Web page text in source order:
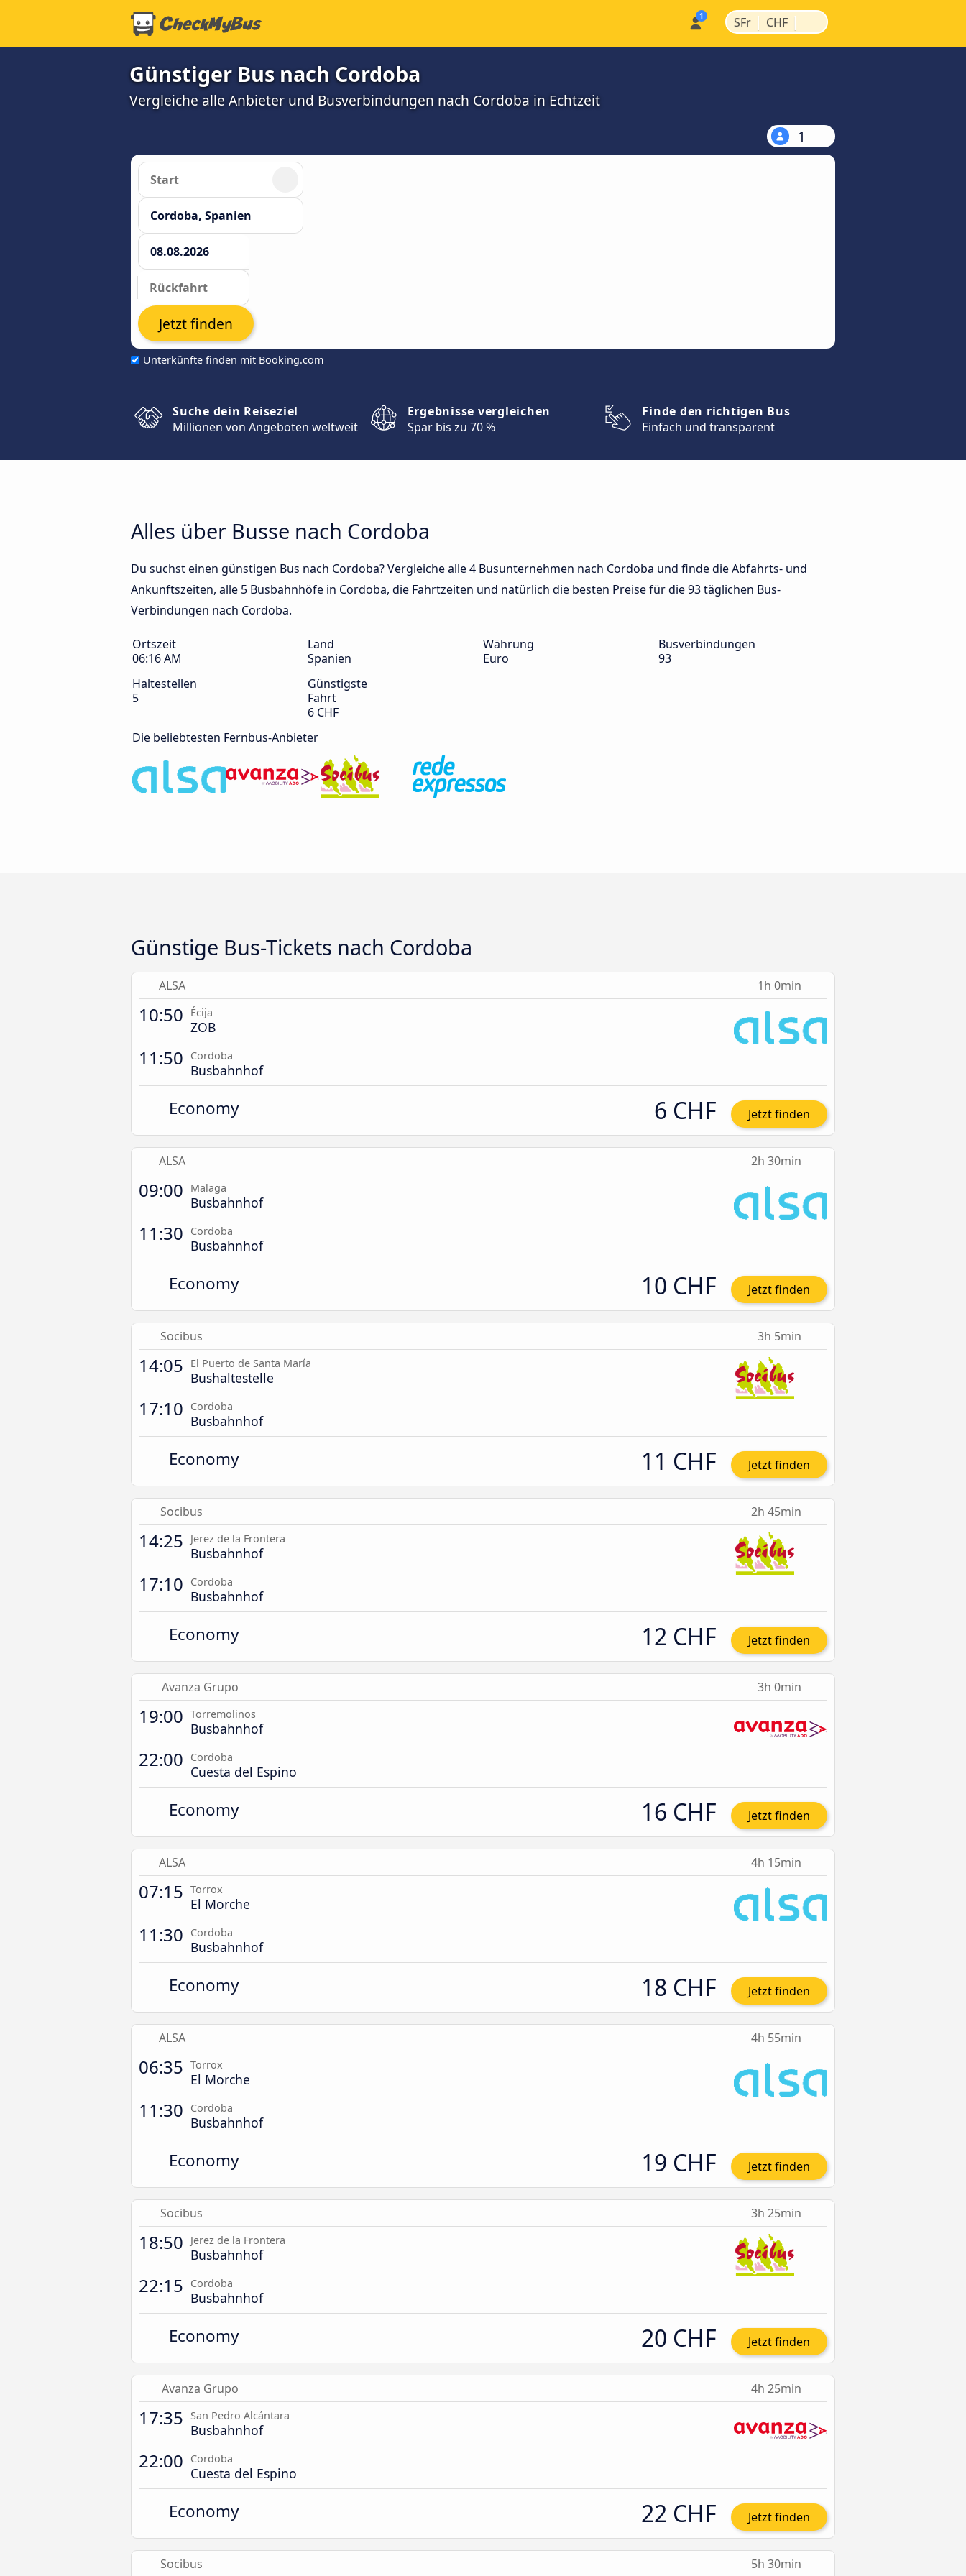
SFr | CHF |
Günstiger Bus nach Cordoba
Vergleiche alle Anbieter und Busverbindungen nach Cordoba in Echtzeit
1
Unterkünfte finden mit Booking.com
Jetzt finden
Suche dein Reiseziel
Millionen von Angeboten weltweit
Ergebnisse vergleichen
Spar bis zu 70 %
Finde den richtigen Bus
Einfach und transparent
Alles über Busse nach Cordoba
Du suchst einen günstigen Bus nach Cordoba? Vergleiche alle 4 Busunternehmen nach Cordoba und finde die Abfahrts- und
Ankunftszeiten, alle 5 Busbahnhöfe in Cordoba, die Fahrtzeiten und natürlich die besten Preise für die 93 täglichen Bus-
Verbindungen nach Cordoba.
Ortszeit
06:16 AM
Land
Spanien
Währung
Euro
Busverbindungen
93
Haltestellen
5
Günstigste
Fahrt
6 CHF
Die beliebtesten Fernbus-Anbieter
Günstige Bus-Tickets nach Cordoba
ALSA 1h 0min
10:50 Écija
ZOB
11:50 Cordoba
Busbahnhof
Economy 6 CHF Jetzt finden
ALSA 2h 30min
09:00 Malaga
Busbahnhof
11:30 Cordoba
Busbahnhof
Economy 10 CHF Jetzt finden
Socibus 3h 5min
14:05 El Puerto de Santa María
Bushaltestelle
17:10 Cordoba
Busbahnhof
Economy 11 CHF Jetzt finden
Socibus 2h 45min
14:25 Jerez de la Frontera
Busbahnhof
17:10 Cordoba
Busbahnhof
Economy 12 CHF Jetzt finden
Avanza Grupo 3h 0min
19:00 Torremolinos
Busbahnhof
22:00 Cordoba
Cuesta del Espino
Economy 16 CHF Jetzt finden
ALSA 4h 15min
07:15 Torrox
El Morche
11:30 Cordoba
Busbahnhof
Economy 18 CHF Jetzt finden
ALSA 4h 55min
06:35 Torrox
El Morche
11:30 Cordoba
Busbahnhof
Economy 19 CHF Jetzt finden
Socibus 3h 25min
18:50 Jerez de la Frontera
Busbahnhof
22:15 Cordoba
Busbahnhof
Economy 20 CHF Jetzt finden
Avanza Grupo 4h 25min
17:35 San Pedro Alcántara
Busbahnhof
22:00 Cordoba
Cuesta del Espino
Economy 22 CHF Jetzt finden
Socibus 5h 30min